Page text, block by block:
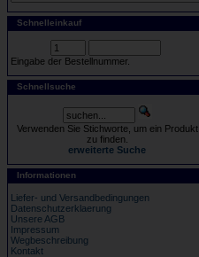
Schnelleinkauf
Eingabe der Bestellnummer.
Schnellsuche
Verwenden Sie Stichworte, um ein Produkt
zu finden.
erweiterte Suche
Informationen
Liefer- und Versandbedingungen
Datenschutzerklaerung
Unsere AGB
Impressum
Wegbeschreibung
Kontakt